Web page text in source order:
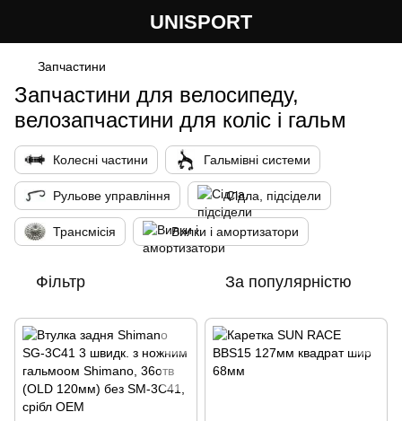
UNISPORT
Запчастини
Запчастини для велосипеду,
велозапчастини для коліс і гальм
Колесні частини Гальмівні системи
Рульове управління Сідла, підсідели
Трансмісія Вилки і амортизатори
Фільтр За популярністю